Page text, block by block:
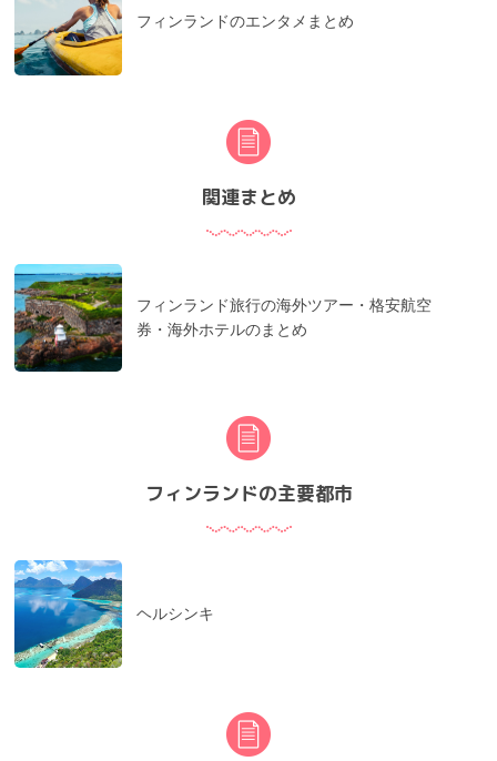
フィンランドのエンタメまとめ
関連まとめ
フィンランド旅行の海外ツアー・格安航空
券・海外ホテルのまとめ
フィンランドの主要都市
ヘルシンキ